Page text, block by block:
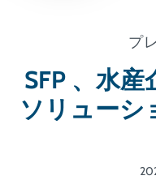
プ
SFP 、水
ソリューシ